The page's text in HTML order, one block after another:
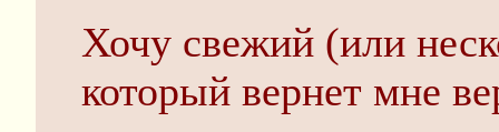
Хочу свежий (или
который вернет мне